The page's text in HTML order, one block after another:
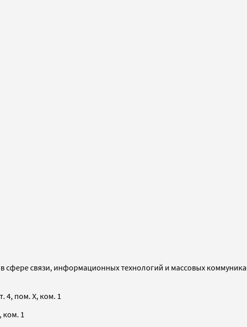
сфере связи, информационных технологий и массовых
4, пом. X, ком. 1
ком. 1